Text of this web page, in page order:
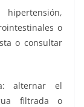
o
o consultar
alternar el
filtrada o